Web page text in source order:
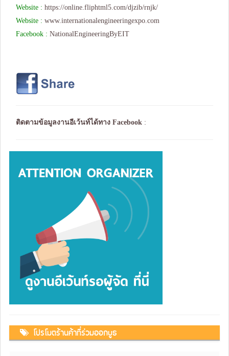
Website : https://online.fliphtml5.com/djzib/rnjk/
Website : www.internationalengineeringexpo.com
Facebook : NationalEngineeringByEIT
ติดตามข้อมูลงานอีเว้นท์ได้ทาง Facebook :
โปรโมตร้านค้าที่ร่วมออกบูธ